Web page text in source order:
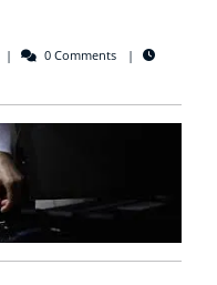
toalhanerd0 Comments